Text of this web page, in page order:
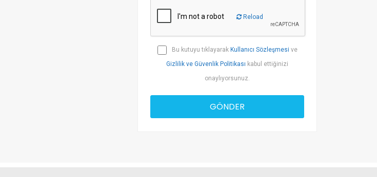
Reload
Bu kutuyu tıklayarak Kullanıcı Sözleşmesi ve
Gizlilik ve Güvenlik Politikası kabul ettiğinizi
onaylıyorsunuz.